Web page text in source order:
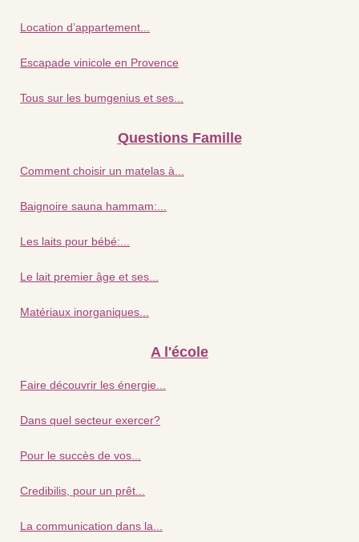
Location d’appartement...
Escapade vinicole en Provence
Tous sur les bumgenius et ses...
Questions Famille
Comment choisir un matelas à...
Baignoire sauna hammam:...
Les laits pour bébé:...
Le lait premier âge et ses...
Matériaux inorganiques...
A l'école
Faire découvrir les énergie...
Dans quel secteur exercer?
Pour le succès de vos...
Credibilis, pour un prêt...
La communication dans la...